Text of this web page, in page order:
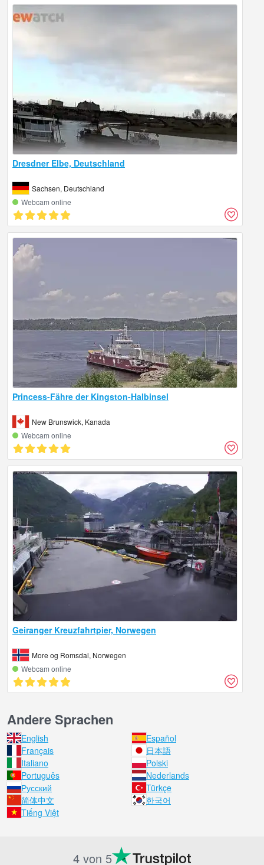
Dresdner Elbe, Deutschland
Sachsen, Deutschland
Webcam online
Princess-Fähre der Kingston-Halbinsel
New Brunswick, Kanada
Webcam online
Geiranger Kreuzfahrtpier, Norwegen
More og Romsdal, Norwegen
Webcam online
Andere Sprachen
English
Español
Français
日本語
Italiano
Polski
Português
Nederlands
Русский
Türkçe
简体中文
한국어
Tiếng Việt
4 von 5